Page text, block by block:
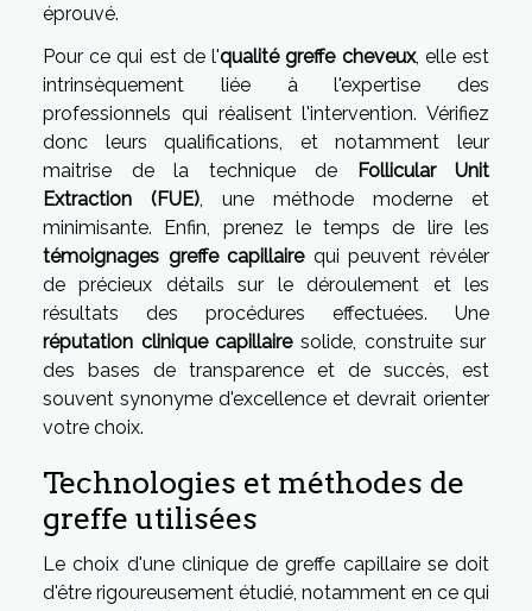
éprouvé.
Pour ce qui est de l'qualité greffe cheveux, elle est
intrinsèquement liée à l'expertise des
professionnels qui réalisent l'intervention. Vérifiez
donc leurs qualifications, et notamment leur
maitrise de la technique de
Follicular Unit
Extraction (FUE), une méthode moderne et
minimisante. Enfin, prenez le temps de lire les
témoignages greffe capillairequi peuvent révéler
de précieux détails sur le déroulement et les
résultats des procédures effectuées. Une
réputation clinique capillairesolide, construite sur
des bases de transparence et de succès, est
souvent synonyme d'excellence et devrait orienter
votre choix.
Technologies et méthodes de
greffe utilisées
Le choix d'une clinique de greffe capillaire se doit
d'être rigoureusement étudié, notamment en ce qui